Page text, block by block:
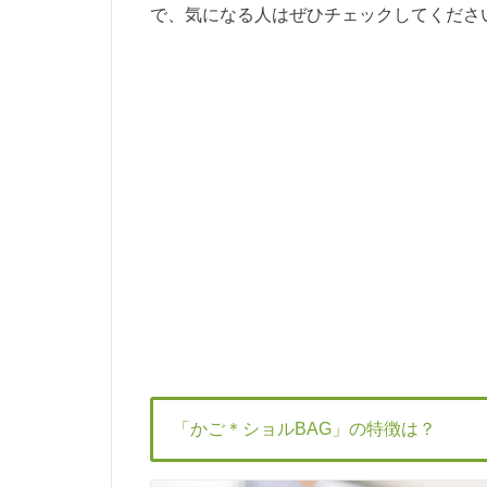
で、気になる人はぜひチェックしてくださ
「かご＊ショルBAG」の特徴は？